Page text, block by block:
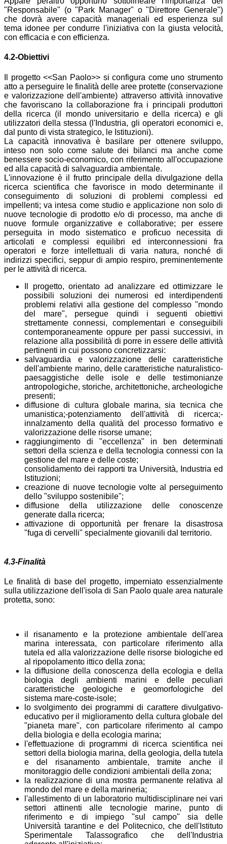
"Responsabile" (o "Park Manager" o "Direttore Generale")
che dovrà avere capacità manageriali ed esperienza sul
tema idonee per condurre l'iniziativa con la giusta velocità,
con efficacia e con efficienza.
4.2-Obiettivi
Il progetto <<San Paolo>> si configura come uno strumento
atto a perseguire le finalità delle aree protette (conservazione
e valorizzazione dell'ambiente) attraverso attività innovative
che favoriscano la collaborazione fra i principali produttori
della ricerca (il mondo universitario e della ricerca) e gli
utilizzatori della stessa (l'Industria, gli operatori economici e,
dal punto di vista strategico, le Istituzioni).
La capacità innovativa è basilare per ottenere sviluppo,
inteso non solo come salute dei bilanci ma anche come
benessere socio-economico, con riferimento all'occupazione
ed alla capacità di salvaguardia ambientale.
L'innovazione è il frutto principale della divulgazione della
ricerca scientifica che favorisce in modo determinante il
conseguimento di soluzioni di problemi complessi ed
impellenti; va intesa come studio e applicazione non solo di
nuove tecnologie di prodotto e/o di processo, ma anche di
nuove formule organizzative e collaborative; per essere
perseguita in modo sistematico e proficuo necessita di
articolati e complessi equilibri ed interconnessioni fra
operatori e forze intellettuali di varia natura, nonché di
indirizzi specifici, seppur di ampio respiro, preminentemente
per le attività di ricerca.
Il progetto, orientato ad analizzare ed ottimizzare le
possibili soluzioni dei numerosi ed interdipendenti
problemi relativi alla gestione del complesso "mondo
del mare", persegue quindi i seguenti obiettivi
strettamente connessi, complementari e conseguibili
contemporaneamente oppure per passi successivi, in
relazione alla possibilità di porre in essere delle attività
pertinenti in cui possono concretizzarsi:
salvaguardia e valorizzazione delle caratteristiche
dell'ambiente marino, delle caratteristiche naturalistico-
paesaggistiche delle isole e delle testimonianze
antropologiche, storiche, architettoniche, archeologiche
presenti;
diffusione di cultura globale marina, sia tecnica che
umanistica;-potenziamento dell'attività di ricerca;-
innalzamento della qualità del processo formativo e
valorizzazione delle risorse umane;
raggiungimento di "eccellenza" in ben determinati
settori della scienza e della tecnologia connessi con la
gestione del mare e delle coste;
consolidamento dei rapporti tra Università, Industria ed
Istituzioni;
creazione di nuove tecnologie volte al perseguimento
dello "sviluppo sostenibile";
diffusione della utilizzazione delle conoscenze
generate dalla ricerca;
attivazione di opportunità per frenare la disastrosa
"fuga di cervelli" specialmente giovanili dal territorio.
4.3-Finalità
Le finalità di base del progetto, imperniato essenzialmente
sulla utilizzazione dell'isola di San Paolo quale area naturale
protetta, sono:
il risanamento e la protezione ambientale dell'area
marina interessata, con particolare riferimento alla
tutela ed alla valorizzazione delle risorse biologiche ed
al ripopolamento ittico della zona;
la diffusione della conoscenza della ecologia e della
biologia degli ambienti marini e delle peculiari
caratteristiche geologiche e geomorfologiche del
sistema mare-coste-isole;
lo svolgimento dei programmi di carattere divulgativo-
educativo per il miglioramento della cultura globale del
"pianeta mare", con particolare riferimento al campo
della biologia e della ecologia marina;
l'effettuazione di programmi di ricerca scientifica nei
settori della biologia marina, della geologia, della tutela
e del risanamento ambientale, tramite anche il
monitoraggio delle condizioni ambientali della zona;
la realizzazione di una mostra permanente relativa al
mondo del mare e della marineria;
l'allestimento di un laboratorio multidisciplinare nei vari
settori attinenti alle tecnologie marine, punto di
riferimento e di impiego "sul campo" sia delle
Università tarantine e del Politecnico, che dell'Istituto
Sperimentale Talassografico che dell'Industria